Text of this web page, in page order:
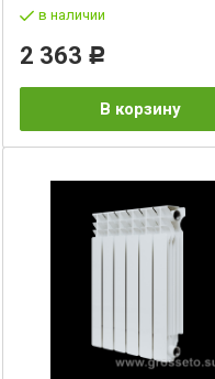
в наличии
2 363 Р
В корзину